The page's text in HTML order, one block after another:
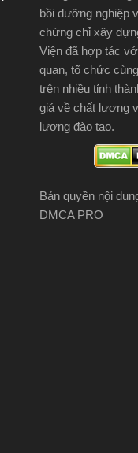
bồi dưỡng nghiệp
chứng chỉ xây
Viện đã hợp tác
quan, tổ chức
trên nhiều tỉnh
giá về chất lượng
lượng đào tạo.
Bản quyền nội
DMCA PRO